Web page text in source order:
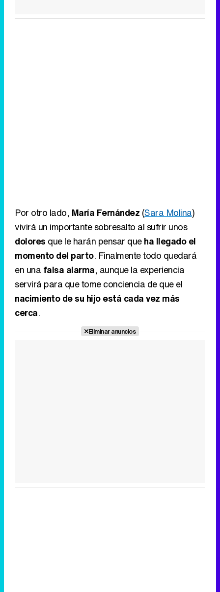
Por otro lado, María Fernández (Sara Molina)
vivirá un importante sobresalto al sufrir unos
dolores que le harán pensar queha llegado el
momento del parto. Finalmente todo quedará
en una falsa alarma, aunque la experiencia
servirá para que tome conciencia de que el
nacimiento de su hijo está cada vez más
cerca.
Eliminar anuncios